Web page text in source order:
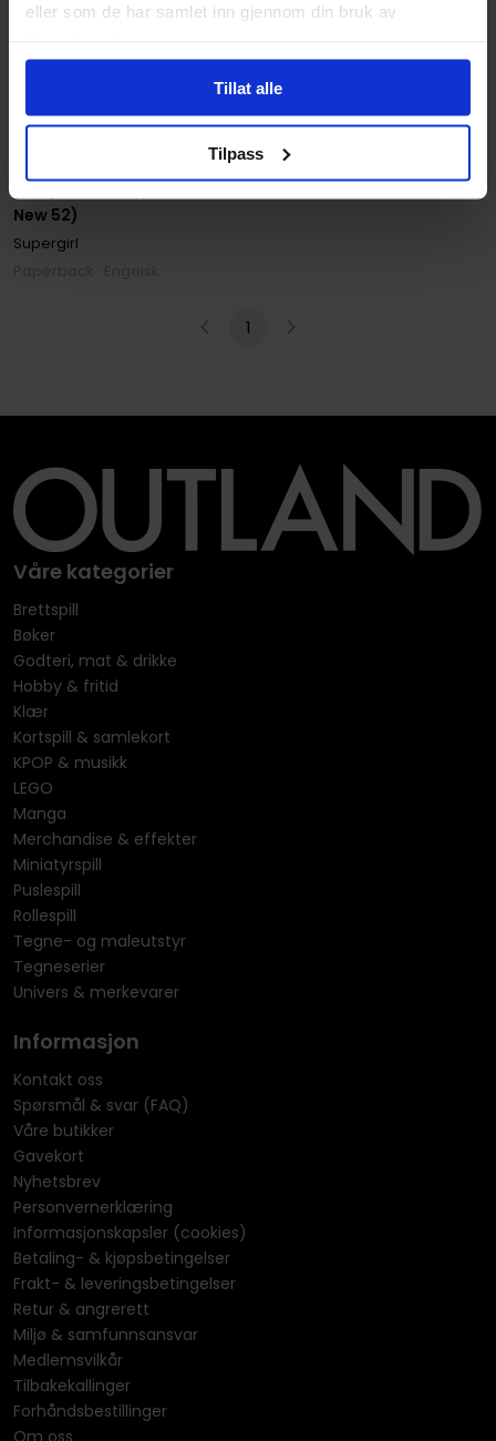
eller som de har samlet inn gjennom din bruk av
Tillat alle
Tilpass
New 52)
Supergirl
1
Våre kategorier
Brettspill
Bøker
Godteri, mat & drikke
Hobby & fritid
Klær
Kortspill & samlekort
KPOP & musikk
LEGO
Manga
Merchandise & effekter
Miniatyrspill
Puslespill
Rollespill
Tegne- og maleutstyr
Tegneserier
Univers & merkevarer
Informasjon
Kontakt oss
Spørsmål & svar (FAQ)
Våre butikker
Gavekort
Nyhetsbrev
Personvernerklæring
Informasjonskapsler (cookies)
Betaling- & kjøpsbetingelser
Frakt- & leveringsbetingelser
Retur & angrerett
Miljø & samfunnsansvar
Medlemsvilkår
Tilbakekallinger
Forhåndsbestillinger